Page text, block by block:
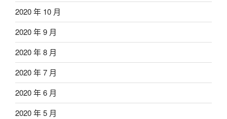
2020 年 10 月
2020 年 9 月
2020 年 8 月
2020 年 7 月
2020 年 6 月
2020 年 5 月